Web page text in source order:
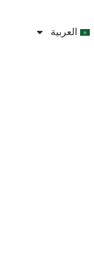
العربية